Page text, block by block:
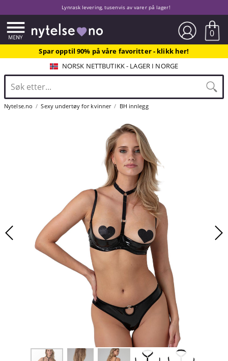
Lynrask levering, tusenvis av varer på lager!
0
Spar opptil 90% på våre favoritter - klikk her!
NORSK NETTBUTIKK - LAGER I NORGE
Nytelse.no Sexy undertøy for kvinner BH innlegg